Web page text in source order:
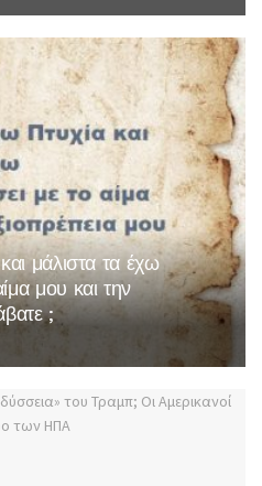
μάλιστα τα έχω
μου και την
;